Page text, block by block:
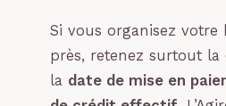
Si vous organisez
près, retenez surtout la
la date de mise en